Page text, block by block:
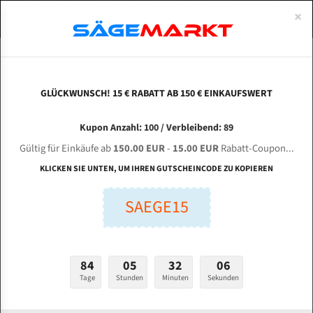
ITL INDTOOLS 300 V3 für 6300 mm Bi-Metall
Bandsägeblätter
Länge (mm):
Stärken + Zahnteilung:
mm
ABOUTS
ENGLISH
Bi-Metall Meterware
Fleischerei Bandsägeblätter
Bandmesser Glatt Meterware
Konvex Meterware
×
GLÜCKWUNSCH! 15 € RABATT AB 150 € EINKAUFSWERT
Kupon Anzahl: 100 / Verbleibend: 89
Gültig für Einkäufe ab150.00 EUR- 15.00 EURRabatt-Coupon...
KLICKEN SIE UNTEN, UM IHREN GUTSCHEINCODE ZU KOPIEREN
SAEGE15
84
Tage
05
Stunden
32
Minuten
05
Sekunden